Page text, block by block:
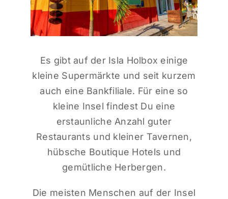
Es gibt auf der Isla Holbox einige
kleine Supermärkte und seit kurzem
auch eine Bankfiliale. Für eine so
kleine Insel findest Du eine
erstaunliche Anzahl guter
Restaurants und kleiner Tavernen,
hübsche Boutique Hotels und
gemütliche Herbergen.
Die meisten Menschen auf der Insel